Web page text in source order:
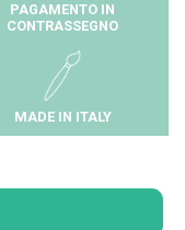
PAGAMENTO IN
CONTRASSEGNO
MADE IN ITALY